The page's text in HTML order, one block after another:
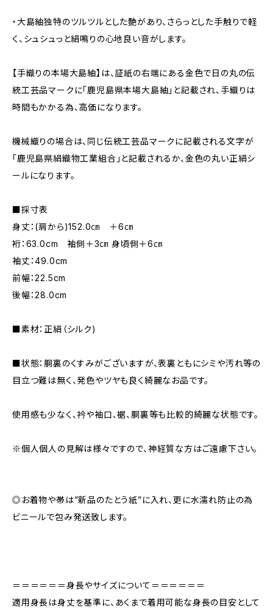
・大島紬独特のツルツルとした艶があり、さらっとした手触りで軽
く、シュシュっと絹鳴りの心地良い音がします。
【手織りの本場大島紬】は、証紙の右端にある金色で日の丸の伝
統工芸品マークに「鹿児島県本場大島紬」と記載され、手織りは
時間もかかる為、高価になります。
機械織りの場合は、同じ伝統工芸品マークに記載される文字が
「鹿児島県絹織物工業組合」と記載されるか、金色の丸い正絹シ
ールになります。
■採寸表
身丈：(肩から)152.0㎝ ＋6㎝
裄：63.0cm 袖側＋3㎝ 身頃側＋6㎝
袖丈：49.0cm
前幅：22.5cm
後幅：28.0cm
■素材：正絹（シルク)
■状態：胴裏のくすみがございますが、表裏ともにシミや汚れ等の
目立つ難は無く、発色やツヤも良く綺麗なお品です。
使用感も少なく、衿や袖口、裾、胴裏等も比較的綺麗な状態です。
※個人個人の見解は様々ですので、神経質な方はご遠慮下さい。
◎お着物や帯は”新品のたとう紙”に入れ、更に水濡れ防止の為
ビニールで包み発送致します。
＝＝＝＝＝＝身長やサイズについて＝＝＝＝＝＝
適用身長は身丈を基準に、あくまで着用可能な身長の目安として